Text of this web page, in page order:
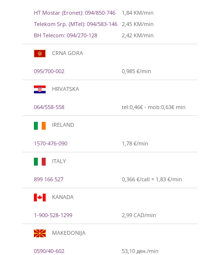
HT Mostar (Eronet): 094/850-746
1,84 KM/min
Telekom Srp. (MTel): 094/583-146
2,45 KM/min
BH Telecom: 094/270-128
2,42 KM/min
CRNA GORA
095/700-002 0,985 €/min
HRVATSKA
064/558-558 tel:0,46€ - mob:0,63€ min
IRELAND
1570-476-090 1,78 €/min
ITALY
899 166 527 0,366 €/call + 1,83 €/min
KANADA
1-900-528-1299 2,99 CAD/min
MAKEDONIJA
0590/40-602 53,10 ден./min